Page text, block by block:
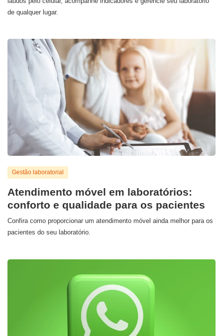
de qualquer lugar.
Gestão laboratorial
Atendimento móvel em laboratórios:
conforto e qualidade para os pacientes
Confira como proporcionar um atendimento móvel ainda melhor para os
pacientes do seu laboratório.